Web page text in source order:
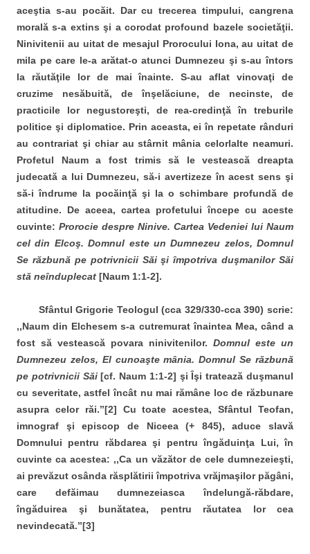
aceştia s-au pocăit. Dar cu trecerea timpului, cangrena
morală s-a extins şi a corodat profound bazele societăţii.
Ninivitenii au uitat de mesajul Prorocului Iona, au uitat de
mila pe care le-a arătat-o atunci Dumnezeu şi s-au întors
la răutăţile lor de mai înainte. S-au aflat vinovaţi de
cruzime nesăbuită, de înşelăciune, de necinste, de
practicile lor negustoreşti, de rea-credinţă în treburile
politice şi diplomatice. Prin aceasta, ei în repetate rânduri
au contrariat şi chiar au stârnit mânia celorlalte neamuri.
Profetul Naum a fost trimis să le vestească dreapta
judecată a lui Dumnezeu, să-i avertizeze în acest sens şi
să-i îndrume la pocăinţă şi la o schimbare profundă de
atitudine. De aceea, cartea profetului începe cu aceste
cuvinte: Prorocie despre Ninive. Cartea Vedeniei lui Naum
cel din Elcoş. Domnul este un Dumnezeu zelos, Domnul
Se răzbună pe potrivnicii Săi şi împotriva duşmanilor Săi
stă neînduplecat [Naum 1:1-2].
Sfântul Grigorie Teologul (cca 329/330-cca 390) scrie:
,,Naum din Elchesem s-a cutremurat înaintea Mea, când a
fost să vestească povara ninivitenilor. Domnul este un
Dumnezeu zelos, El cunoaşte mânia. Domnul Se răzbună
pe potrivnicii Săi[cf. Naum 1:1-2] şi Îşi tratează duşmanul
cu severitate, astfel încât nu mai rămâne loc de răzbunare
asupra celor răi.’’[2] Cu toate acestea, Sfântul Teofan,
imnograf şi episcop de Niceea (+ 845), aduce slavă
Domnului pentru răbdarea şi pentru îngăduinţa Lui, în
cuvinte ca acestea: ,,Ca un văzător de cele dumnezeieşti,
ai prevăzut osânda răsplătirii împotriva vrăjmaşilor păgâni,
care defăimau dumnezeiasca îndelungă-răbdare,
îngăduirea şi bunătatea, pentru răutatea lor cea
nevindecată.’’[3]